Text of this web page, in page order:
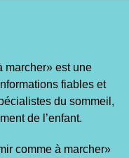
marcher» est une
fiables et
du sommeil,
de l’enfant.
comme à marcher»